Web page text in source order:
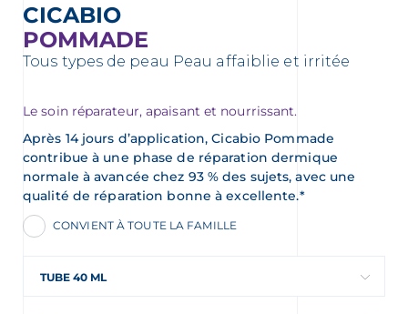
NEWSLETTER
les newsletters
FR NL
CICABIO
POMMADE
Tous types de peau Peau affaiblie et irritée
Le soin réparateur, apaisant et nourrissant.
Après 14 jours d’application, Cicabio Pommade
contribue à une phase de réparation dermique
normale à avancée chez 93 % des sujets, avec une
qualité de réparation bonne à excellente.*
CONVIENT À TOUTE LA FAMILLE
TUBE 40 ML